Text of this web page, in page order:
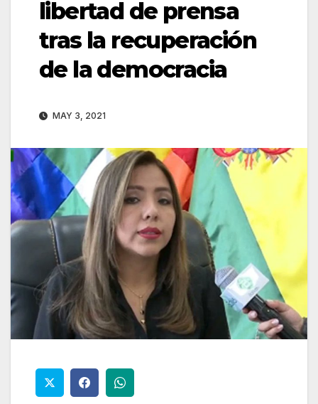
libertad de prensa
tras la recuperación
de la democracia
MAY 3, 2021